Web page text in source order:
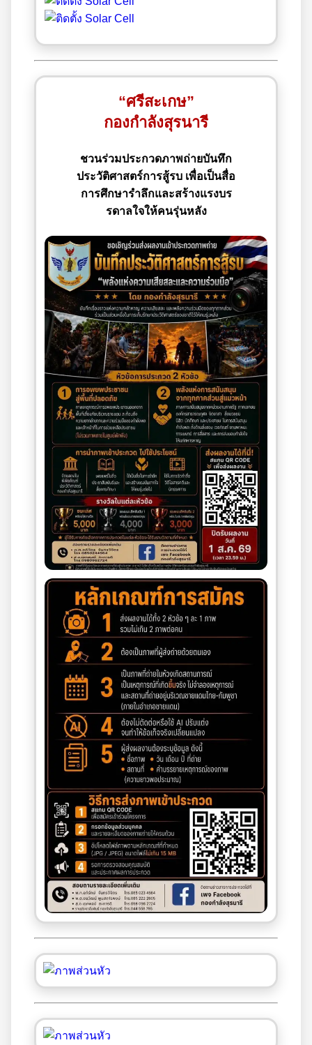
“ศรีสะเกษ”
กองกำลังสุรนารี
ชวนร่วมประกวดภาพถ่ายบันทึก
ประวัติศาสตร์การสู้รบ เพื่อเป็นสื่อ
การศึกษารำลึกและสร้างแรงบร
รดาลใจให้คนรุ่นหลัง